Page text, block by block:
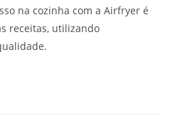
na cozinha com a Airfryer é
receitas, utilizando